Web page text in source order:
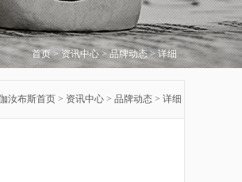
首页 > 资讯中心 > 品牌动态 > 详细
汝布斯首页 > 资讯中心 > 品牌动态 > 详细